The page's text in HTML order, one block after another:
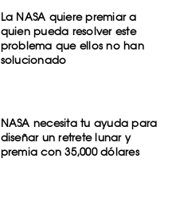
La NASA quiere premiar a
quien pueda resolver este
problema que ellos no han
solucionado
NASA necesita tu ayuda para
diseñar un retrete lunar y
premia con 35,000 dólares